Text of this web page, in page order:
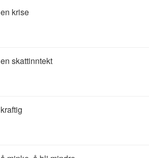
en krise
en skattinntekt
kraftig